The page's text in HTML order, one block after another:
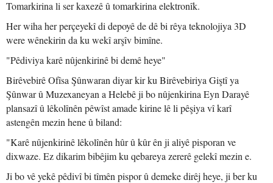
Tomarkirina li ser kaxezê û tomarkirina elektronîk.
Her wiha her perçeyekî di depoyê de dê bi rêya teknolojiya 3D
were wênekirin da ku wekî arşîv bimîne.
"Pêdiviya karê nûjenkirinê bi demê heye"
Birêvebirê Ofîsa Şûnwaran diyar kir ku Birêvebiriya Giştî ya
Şûnwar û Muzexaneyan a Helebê ji bo nûjenkirina Eyn Darayê
plansazî û lêkolînên pêwîst amade kirine lê li pêşiya vî karî
astengên mezin hene û biland:
"Karê nûjenkirinê lêkolînên hûr û kûr ên ji aliyê pisporan ve
dixwaze. Ez dikarim bibêjim ku qebareya zererê gelekî mezin e.
Ji bo vê yekê pêdivî bi tîmên pispor û demeke dirêj heye, ji ber ku